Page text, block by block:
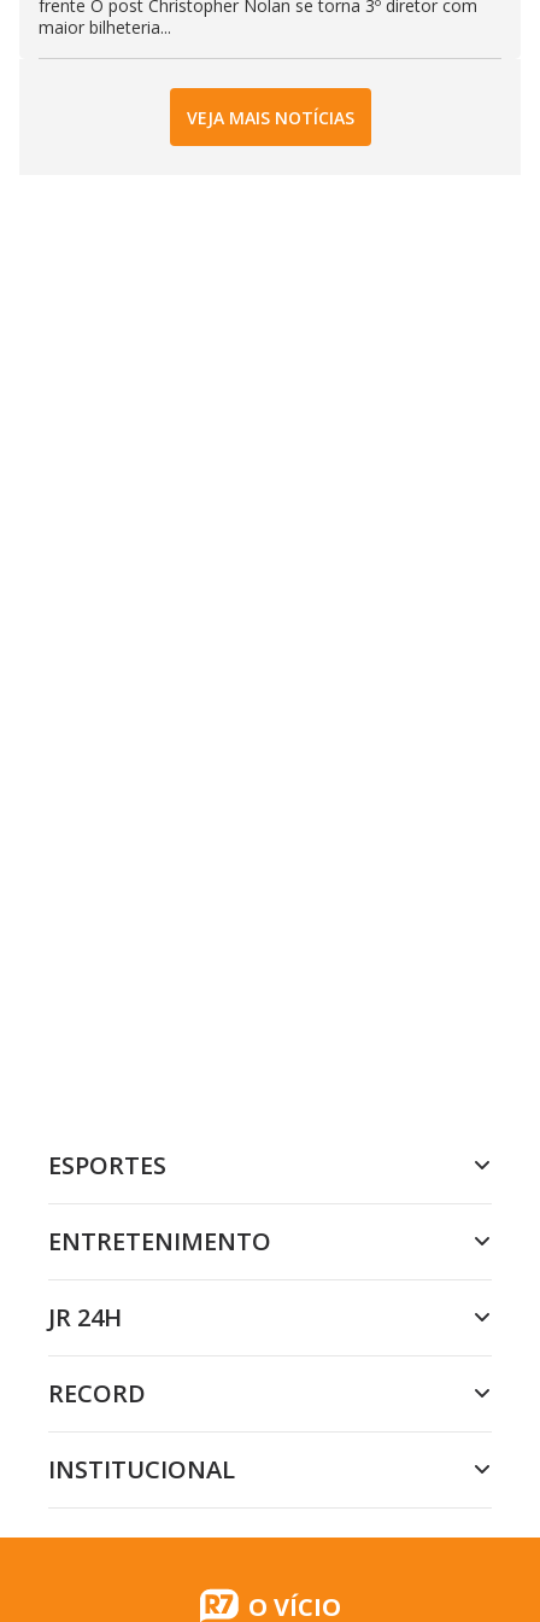
frente O post Christopher Nolan se torna 3º diretor com
maior bilheteria...
VEJA MAIS NOTÍCIAS
ESPORTES
ENTRETENIMENTO
JR 24H
RECORD
INSTITUCIONAL
O VÍCIO